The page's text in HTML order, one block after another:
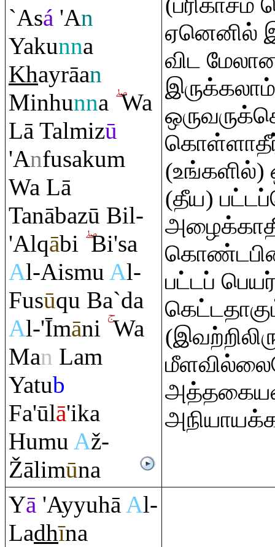
`Asá 'An
Yakunna
Khayrāan
Minhunna Wa
Lā Talmizū
'Anfusakum
Wa Lā
Tanābazū Bil-
'Alqābi Bi'sa
Al-Aismu Al-
Fusūqu Ba`da
Al-'Īmāni Wa
Man Lam
Yatub
Fa'ūlā'ika
Humu Až-
Žālimūna
ஏனெனில்
விட
(உங்களில்)
(தீய)
பட்டப்
Yā 'AyyuhāAl-
Ladhīna